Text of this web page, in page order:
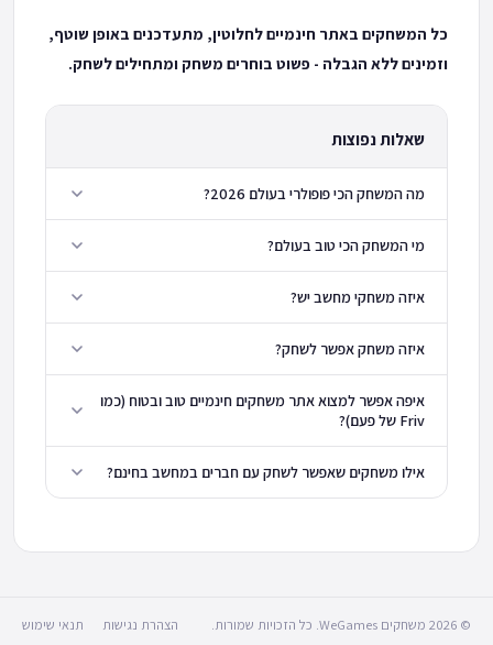
כל המשחקים באתר חינמיים לחלוטין, מתעדכנים באופן שוטף,
וזמינים ללא הגבלה - פשוט בוחרים משחק ומתחילים לשחק.
שאלות נפוצות
מה המשחק הכי פופולרי בעולם 2026?
מי המשחק הכי טוב בעולם?
איזה משחקי מחשב יש?
איזה משחק אפשר לשחק?
איפה אפשר למצוא אתר משחקים חינמיים טוב ובטוח (כמו
Friv של פעם)?
אילו משחקים שאפשר לשחק עם חברים במחשב בחינם?
© 2026 משחקים WeGames. כל הזכויות שמורות. הצהרת נגישות תנאי שימוש